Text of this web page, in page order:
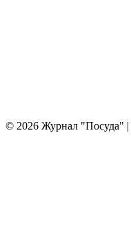
© 2026 Журнал "Посуда" |